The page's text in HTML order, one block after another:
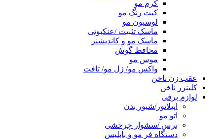
کرم مو
کیت رنگ مو
لوسیون مو
ماسک تثبیت /عنکبوتی
ماسک مو و کاندیشنر
محافظ گوش
موس مو
واکس مو/ ژل مو/ تافت
عقب زن ناخن
کلینزر ناخن
لوازم برقی
اپیلاتور/شیور بدن
اتو مو
برس /سشوار چرخشی
دستگاه فر مو و بابلیس